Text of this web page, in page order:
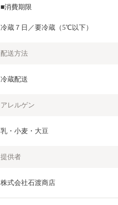
■消費期限
冷蔵７日／要冷蔵（5℃以下）
配送方法
冷蔵配送
アレルゲン
乳・小麦・大豆
提供者
株式会社石渡商店